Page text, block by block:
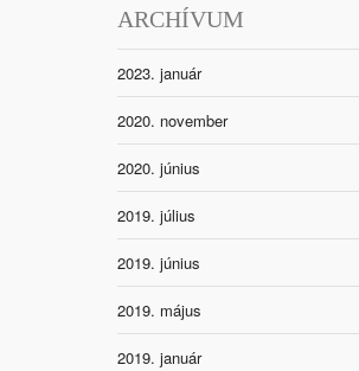
ARCHÍVUM
2023. január
2020. november
2020. június
2019. július
2019. június
2019. május
2019. január